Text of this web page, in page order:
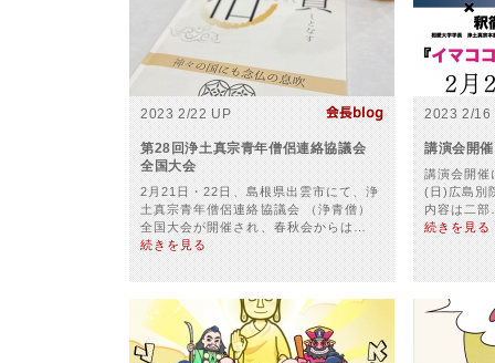
2023 2/22 UP
第28回浄土真宗青年僧侶連絡協議会
全国大会
2月21日・22日、島根県出雲市にて、浄
土真宗青年僧侶連絡協議会 （浄青僧）
全国大会が開催され、春秋会からは…
続きを見る
2023 2/16
講演会開
講演会開催
(日)広島別
内容は二
続きを見る